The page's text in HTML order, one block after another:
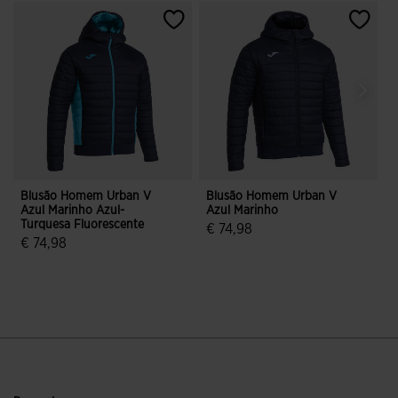
Blusão Homem Urban V
Azul Marinho Azul-
Turquesa Fluorescente
€ 74,98
Blusão Homem Urban V
Azul Marinho
€ 74,98